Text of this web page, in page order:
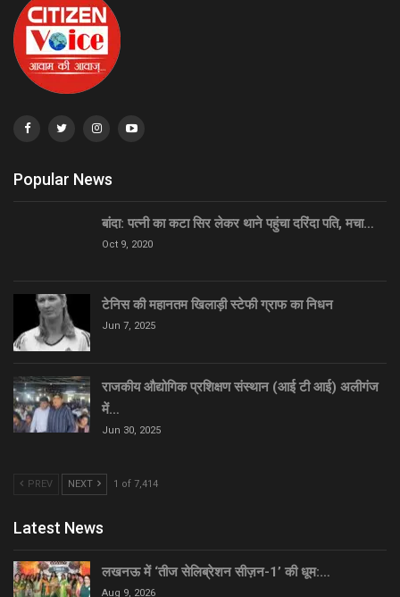
Popular News
बांदा: पत्नी का कटा सिर लेकर थाने पहुंचा दरिंदा पति, मचा…
Oct 9, 2020
टेनिस की महानतम खिलाड़ी स्टेफी ग्राफ का निधन
Jun 7, 2025
राजकीय औद्योगिक प्रशिक्षण संस्थान (आई टी आई) अलीगंज
में…
Jun 30, 2025
PREV NEXT 1 of 7,414
Latest News
लखनऊ में ‘तीज सेलिब्रेशन सीज़न-1’ की धूम:…
Aug 9, 2026